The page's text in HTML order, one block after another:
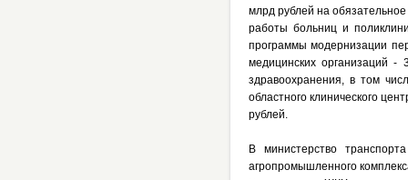
млрд рублей на
работы больниц и
программы модернизации
медицинских организаций -
здравоохранения, в том
областного клинического
рублей.
В министерство
агропромышленного